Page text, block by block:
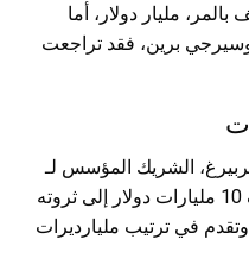
مليار دولار، أما
برين، فقد تراجعت
الشريك المؤسس لـ
"فيسبوك"، أكبر الرابحين إذ أضاف 10 مليارات دولار إلى ثروته
دولار، وتقدم في ترتيب مليارديرات